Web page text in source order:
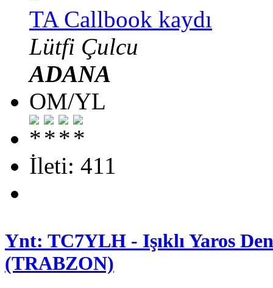
TA Callbook kaydı
Lütfi Çulcu
ADANA
OM/YL
İleti: 411
Ynt: TC7YLH - Işıklı Yaros
(TRABZON)